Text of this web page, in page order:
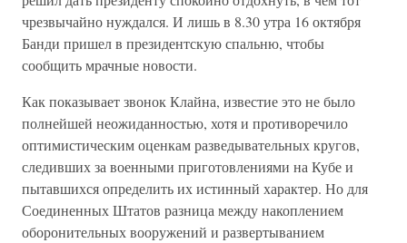
чрезвычайно нуждался. И лишь в 8.30 утра 16 октября
Банди пришел в президентскую спальню, чтобы
сообщить мрачные новости.
Как показывает звонок Клайна, известие это не было
полнейшей неожиданностью, хотя и противоречило
оптимистическим оценкам разведывательных кругов,
следивших за военными приготовлениями на Кубе и
пытавшихся определить их истинный характер. Но для
Соединенных Штатов разница между накоплением
оборонительных вооружений и развертыванием